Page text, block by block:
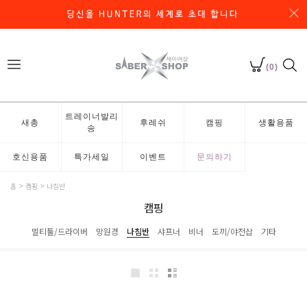
(0)
새총
트레이너발리
송
후레쉬 캠핑 생활용품
호신용품 특가세일 이벤트 문의하기
홈 캠핑 나침반
캠핑
멀티툴/드라이버 망원경 나침반 샤프너 비너 도끼/야전삽 기타